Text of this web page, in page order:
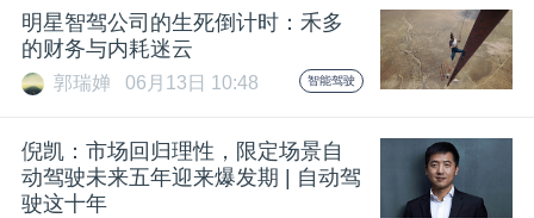
峰
公
明星智驾公司的生死倒计时：禾多
的财务与内耗迷云
郭瑞婵 06月13日 10:48 智能驾驶
倪凯：市场回归理性，限定场景自
动驾驶未来五年迎来爆发期 | 自动驾
驶这十年